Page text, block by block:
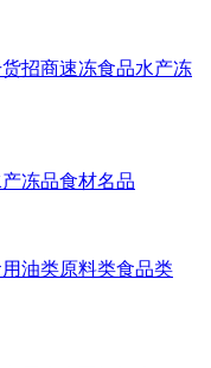
招商速冻食品水产冻
冻品食材名品
油类原料类食品类